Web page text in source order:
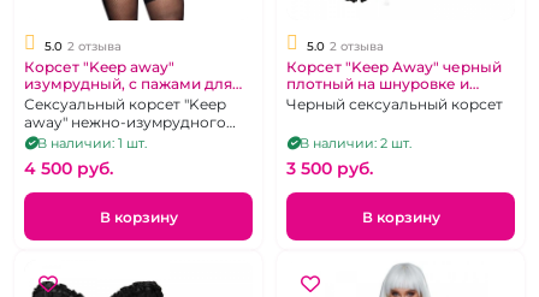
5.0 2 отзыва
Корсет "Keep away"
изумрудный, с пажами для
чулок и трусики
Сексуальный корсет "Keep
away" нежно-изумрудного
цвета с пажами и трусиками,
р. XL-2XL
В наличии: 1 шт.
4 500 pуб.
В корзину
5.0 2 отзыва
Корсет "Keep Away" черный
плотный на шнуровке и
стринги размер 4XL 52-54
Черный сексуальный корсет
В наличии: 2 шт.
3 500 pуб.
В корзину